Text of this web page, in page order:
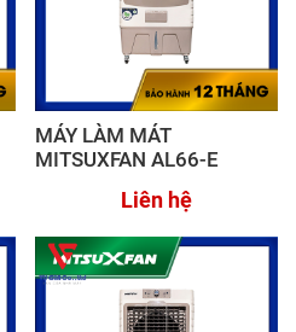
MÁY LÀM MÁT
MITSUXFAN AL66-E
Liên hệ